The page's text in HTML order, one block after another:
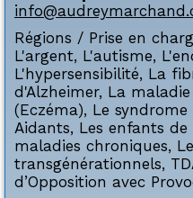
Régions / Prise en
L'argent, L'autisme,
L'hypersensibilité, La
d'Alzheimer, La
(Eczéma), Le
Aidants, Les enfants de
maladies chroniques,
transgénérationnels,
d’Opposition avec